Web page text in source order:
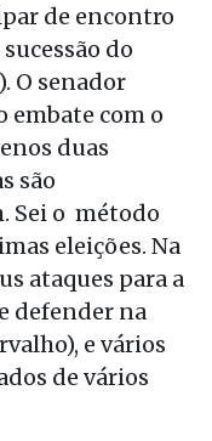
de encontro
do
O senador
embate com o
duas
são
Sei o método
eleições. Na
ataques para a
defender na
e vários
de vários